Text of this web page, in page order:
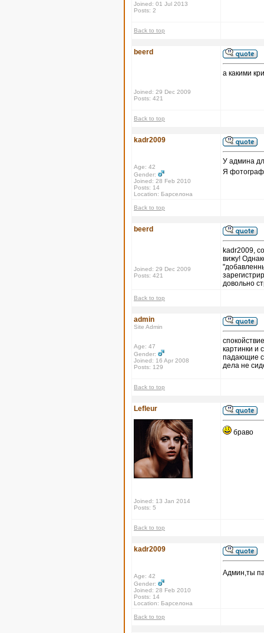
Joined: 01 Jul 2013
Posts: 2
Back to top
beerd
Joined: 29 Dec 2009
Posts: 421
а какими
Back to top
kadr2009
Age: 42
Gender:
Joined: 28 Feb 2010
Posts: 14
Location: Барселона
У админа
Я
Back to top
beerd
Joined: 29 Dec 2009
Posts: 421
kadr2009,
вижу!
довольно
Back to top
admin
Site Admin
Age: 47
Gender:
Joined: 16 Apr 2008
Posts: 129
картинки и
падающие
дела не
Back to top
Lefleur
Joined: 13 Jan 2014
Posts: 5
браво
Back to top
kadr2009
Age: 42
Gender:
Joined: 28 Feb 2010
Posts: 14
Location: Барселона
Админ,ты
Back to top